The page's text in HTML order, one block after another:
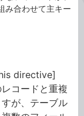
み合わせて主キー
directive]
コードと重複
が、テーブル